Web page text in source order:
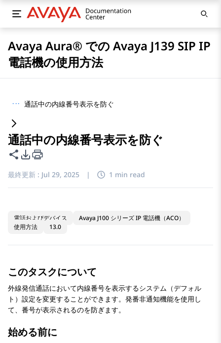
Avaya Aura® での Avaya J139 SIP IP
電話機の使用方法
··· 通話中の内線番号表示を防ぐ
通話中の内線番号表示を防ぐ
このページを共有
PDFエクスポートオプション
最終更新 : Jul 29, 2025 | 1 min read
電話およびデバイス
Avaya J100 シリーズ IP 電話機（ACO）
使用方法
13.0
このタスクについて
外線発信通話において内線番号を表示するシステム（デフォル
ト）設定を変更することができます。発番非通知機能を使用し
て、番号が表示されるのを防ぎます。
始める前に